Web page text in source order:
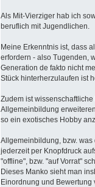
Als Mit-Vierziger hab ich
beruflich mit Jugendlichen.
Meine Erkenntnis ist, dass
erfordern - also Tugenden,
Generation de fakto nicht
Stück hinterherzulaufen ist
Zudem ist
Allgemeinbildung
so ein exotisches Hobby
Allgemeinbildung, bzw.
jederzeit per Knopfdruck
"offline", bzw. "auf Vorrat"
Dieses Manko sieht man
Einordnung und